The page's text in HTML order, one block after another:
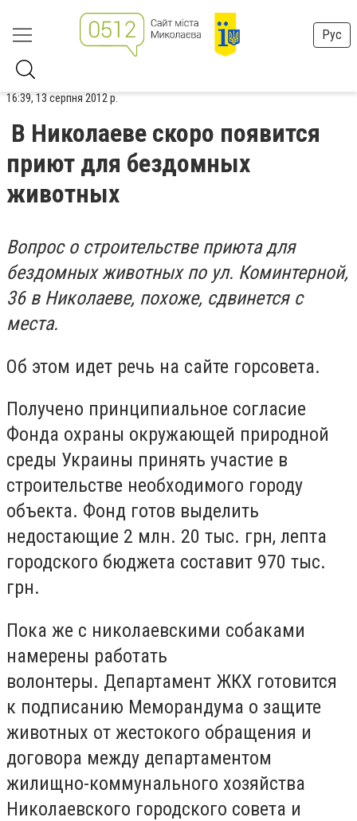
Рус
16:39, 13 серпня 2012 р.
В Николаеве скоро появится
приют для бездомных
животных
Вопрос о строительстве приюта для
бездомных животных по ул. Коминтерной,
36 в Николаеве, похоже, сдвинется с
места.
Об этом идет речь на сайте горсовета.
Получено принципиальное согласие
Фонда охраны окружающей природной
среды Украины принять участие в
строительстве необходимого городу
объекта. Фонд готов выделить
недостающие 2 млн. 20 тыс. грн, лепта
городского бюджета составит 970 тыс.
грн.
Пока же с николаевскими собаками
намерены работать
волонтеры. Департамент ЖКХ готовится
к подписанию Меморандума о защите
животных от жестокого обращения и
договора между департаментом
жилищно-коммунального хозяйства
Николаевского городского совета и